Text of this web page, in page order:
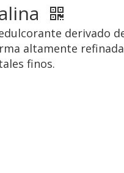
derivado
altamente
finos.